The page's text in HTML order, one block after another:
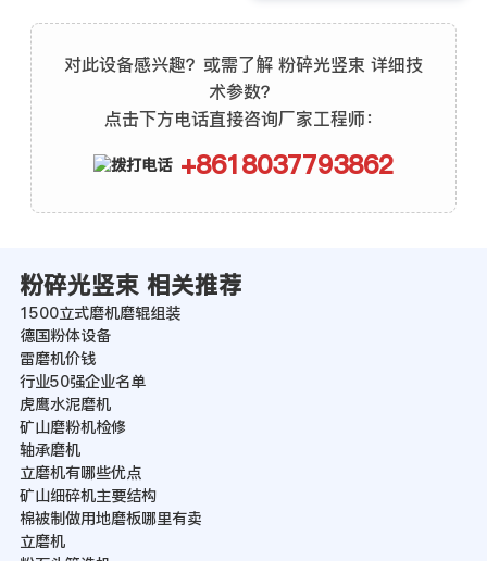
对此设备感兴趣？或需了解 粉碎光竖束 详细技
术参数？
点击下方电话直接咨询厂家工程师：
+8618037793862
粉碎光竖束 相关推荐
1500立式磨机磨辊组装
德国粉体设备
雷磨机价钱
行业50强企业名单
虎鹰水泥磨机
矿山磨粉机检修
轴承磨机
立磨机有哪些优点
矿山细碎机主要结构
棉被制做用地磨板哪里有卖
立磨机